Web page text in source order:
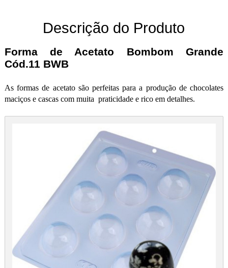
Descrição do Produto
Forma de Acetato Bombom Grande
Cód.11 BWB
As formas de acetato são perfeitas para a produção de chocolates
maciços e cascas com muita praticidade e rico em detalhes.